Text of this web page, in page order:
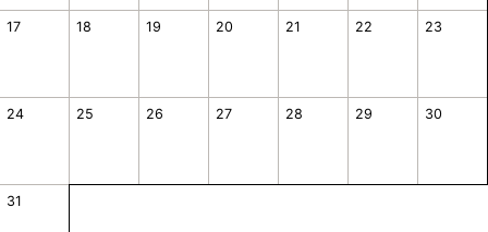
17 18 19 20 21 22 23
24 25 26 27 28 29 30
31